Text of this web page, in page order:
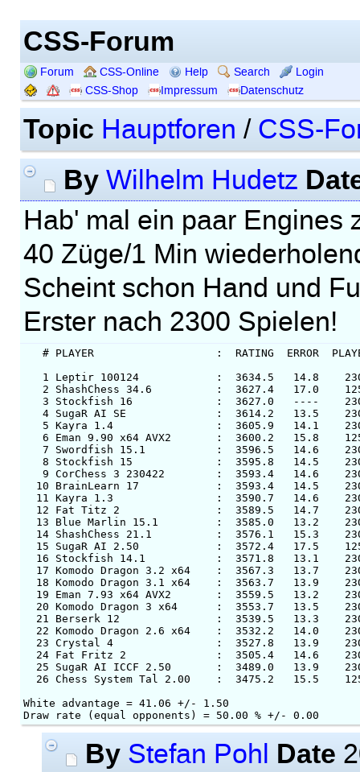
CSS-Forum
Forum CSS-Online Help Search
Login
CSS-Shop
Impressum Datenschutz
Topic Hauptforen / CSS-
By Wilhelm Hudetz
Hab' mal ein paar Engines
40 Züge/1 Min
Scheint schon Hand und
Erster nach 2300 Spielen!
# PLAYER                   :  RATING  ERROR
1 Leptir 100124            :  3634.5   14.8
2 ShashChess 34.6          :  3627.4   17.0
3 Stockfish 16             :  3627.0   ----
4 SugaR AI SE              :  3614.2   13.5
5 Kayra 1.4                :  3605.9   14.1
6 Eman 9.90 x64 AVX2       :  3600.2   15.8
7 Swordfish 15.1           :  3596.5   14.6
8 Stockfish 15             :  3595.8   14.5
9 CorChess 3 230422        :  3593.4   14.6
10 BrainLearn 17            :  3593.4   14.5
11 Kayra 1.3                :  3590.7   14.6
12 Fat Titz 2               :  3589.5   14.7
13 Blue Marlin 15.1         :  3585.0   13.2
14 ShashChess 21.1          :  3576.1   15.3
15 SugaR AI 2.50            :  3572.4   17.5
16 Stockfish 14.1           :  3571.8   13.1
17 Komodo Dragon 3.2 x64    :  3567.3   13.7
18 Komodo Dragon 3.1 x64    :  3563.7   13.9
19 Eman 7.93 x64 AVX2       :  3559.5   13.2
20 Komodo Dragon 3 x64      :  3553.7   13.5
21 Berserk 12               :  3539.5   13.3
22 Komodo Dragon 2.6 x64    :  3532.2   14.0
23 Crystal 4                :  3527.8   13.9
24 Fat Fritz 2              :  3505.4   14.6
25 SugaR AI ICCF 2.50       :  3489.0   13.9
26 Chess System Tal 2.00    :  3475.2   15.5
White advantage = 41.06 +/- 1.50
Draw rate (equal opponents) = 50.00 % +/- 0.00
By Stefan Pohl Date